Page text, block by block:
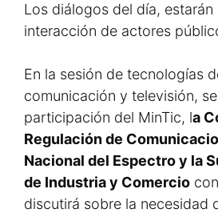
Los diálogos del día,
interacción de actores
En la sesión de tecnologías
comunicación y televisión,
participación del MinTic, la
Regulación de
Nacional del Espectro y la
de Industria y Comercio
discutirá sobre la necesidad